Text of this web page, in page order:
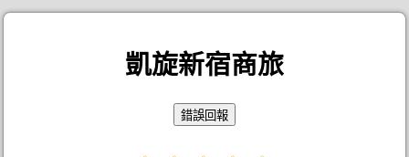
凱旋新宿商旅